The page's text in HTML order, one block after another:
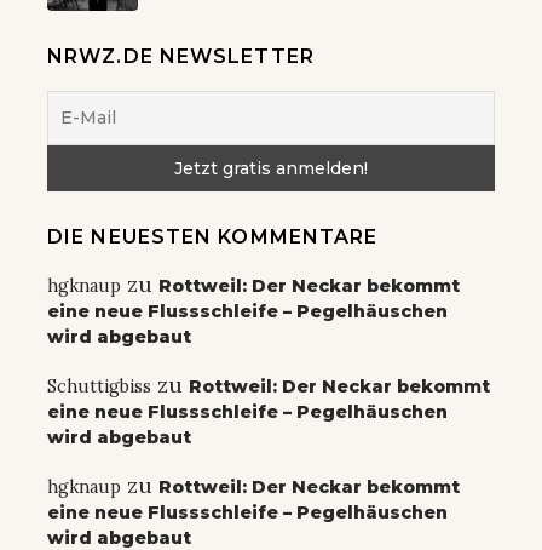
NRWZ.DE NEWSLETTER
DIE NEUESTEN KOMMENTARE
hgknaup zu Rottweil: Der Neckar bekommt
eine neue Flussschleife – Pegelhäuschen
wird abgebaut
Schuttigbiss zu Rottweil: Der Neckar bekommt
eine neue Flussschleife – Pegelhäuschen
wird abgebaut
hgknaup zu Rottweil: Der Neckar bekommt
eine neue Flussschleife – Pegelhäuschen
wird abgebaut